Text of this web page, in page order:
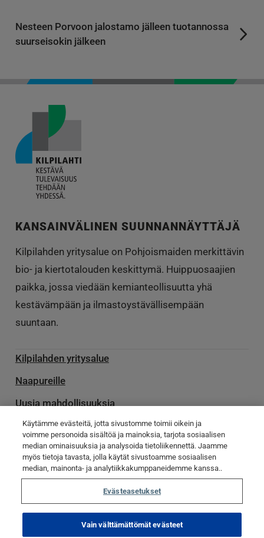
Nesteen Porvoon jalostamo jälleen tuotannossa
suurseisokin jälkeen
KANSAINVÄLINEN SUUNNANNÄYTTÄJÄ
Kilpilahden yritysalue on Pohjoismaiden merkittävin
bio- ja kiertotalouden keskittymä. Huippuosaajien
paikka, jossa viedään kemianteollisuutta yhä
kestävämpään ja ilmastoystävällisempään
suuntaan.
Kilpilahden yritysalue
Naapureille
Uusia mahdollisuuksia
Palvelu­toimittajille
Ota yhteyttä
Poikkeamatiedotteet
© Kilpilahti 2023 Tietosuojaseloste Evästekäytännöt
Käytämme evästeitä, jotta sivustomme toimii oikein ja
voimme personoida sisältöä ja mainoksia, tarjota sosiaalisen
median ominaisuuksia ja analysoida tietoliikennettä. Jaamme
myös tietoja tavasta, jolla käytät sivustoamme sosiaalisen
median, mainonta- ja analytiikkakumppaneidemme kanssa..
Evästeasetukset
Vain välttämättömät evästeet